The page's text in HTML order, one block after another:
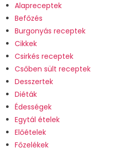
Alapreceptek
Befőzés
Burgonyás receptek
Cikkek
Csirkés receptek
Csőben sült receptek
Desszertek
Diéták
Édességek
Egytál ételek
Előételek
Főzelékek